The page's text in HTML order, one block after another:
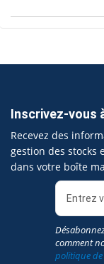
Inscrivez-vous
Recevez des
gestion des stocks
dans votre boîte
comment
politique